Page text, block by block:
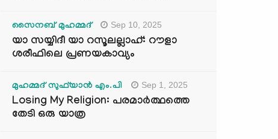
സൈനബ് മുഹമ്മദ് Sep 10, 2025
യാ സയ്യിദീ യാ റസൂലല്ലാഹ്: റൗളാ
ശരീഫിലെ പ്രണയകാവ്യം
മുഹമ്മദ് സുഫ്‌യാൻ എം.പി Sep 1, 2025
Losing My Religion: പരമാർത്ഥത്തെ
തേടി ഒരു യാത്ര